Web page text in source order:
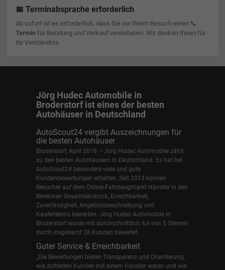
📅 Terminabsprache erforderlich
Ab sofort ist es erforderlich, dass Sie vor Ihrem Besuch einen 📞
Terminfür Beratung und Verkauf vereinbaren. Wir danken Ihnen für
Ihr Verständnis.
Jörg Hudec Automobile in
Broderstorf ist eines der besten
Autohäuser in Deutschland
AutoScout24 vergibt Auszeichnungen für
die besten Autohäuser
Broderstorf, April 2018 – Jörg Hudec Automobile zählt
zu den besten Autohäusern in Deutschland. Es hat bei
AutoScout24 besonders viele und gute
Kundenbewertungen erhalten. Seit 2013 können
Besucher auf dem Online-Fahrzeugmarkt Händler in den
Bereichen Gesamteindruck, Erreichbarkeit,
Zuverlässigkeit, Angebotsbeschreibung und
Kauferlebnis bewerten. Jörg Hudec Automobile in
Broderstorf wurde mit durchschnittlich 4,4 von 5 Sternen
durch insgesamt 26 Kunden bewertet.
Guter Service & Erreichbarkeit
„Die Bewertungen bieten Transparenz und Orientierung,
wie zufrieden Kunden mit einem Händler waren und wie